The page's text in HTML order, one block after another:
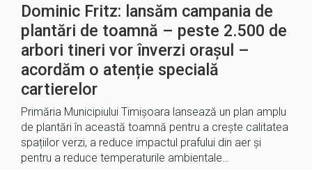
Dominic Fritz: lansăm campania de
plantări de toamnă – peste 2.500 de
arbori tineri vor înverzi orașul –
acordăm o atenție specială
cartierelor
Primăria Municipiului Timișoara lansează un plan amplu
de plantări în această toamnă pentru a crește calitatea
spațiilor verzi, a reduce impactul prafului din aer și
pentru a reduce temperaturile ambientale…